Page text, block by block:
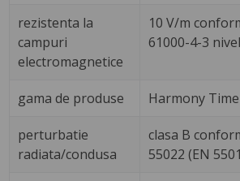
rezistenta la
campuri
electromagnetice
10 V/m
61000-4-3
gama de produse Harmony
perturbatie
radiata/condusa
clasa B
55022 (EN